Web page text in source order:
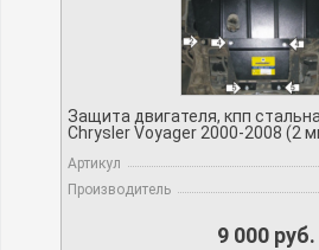
Защита двигателя, кпп
Chrysler Voyager 2000-2008 (2
Артикул
Производитель
9 000 руб.